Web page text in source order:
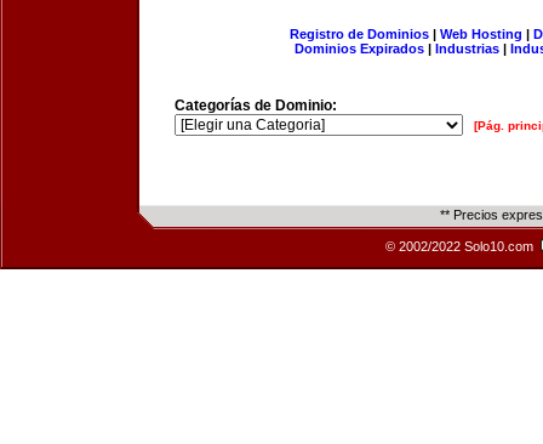
Registro de Dominios| Web Hosting |
Dominios Expirados | Industrias |
Categorías de Dominio:
[Pág.
** Precios
© 2002/2022 Solo10.com